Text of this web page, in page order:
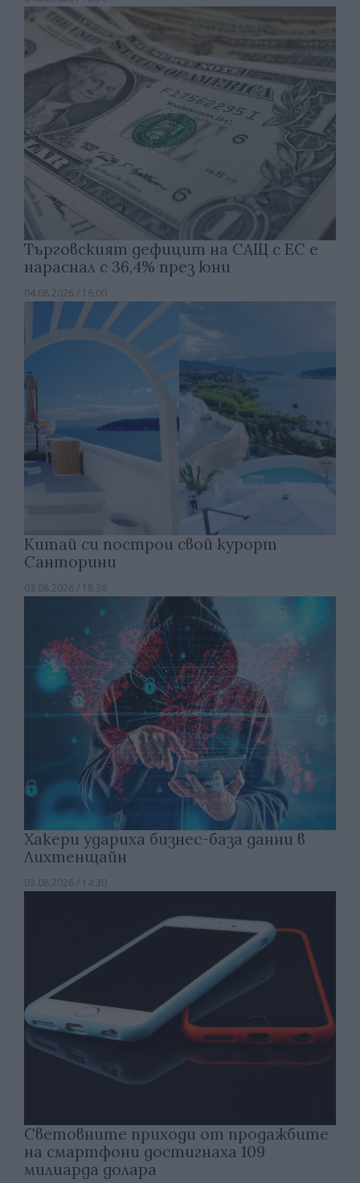
Търговският дефицит на САЩ с ЕС е
нараснал с 36,4% през юни
04.08.2026 / 16:00
Китай си построи свой курорт
Санторини
03.08.2026 / 18:36
Хакери удариха бизнес-база данни в
Лихтенщайн
03.08.2026 / 14:30
Световните приходи от продажбите
на смартфони достигнаха 109
милиарда долара